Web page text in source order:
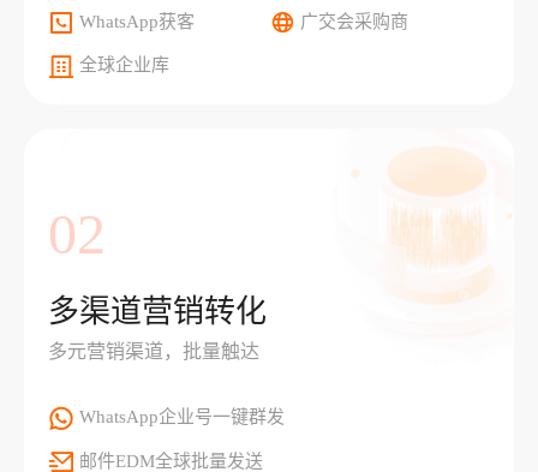
WhatsApp获客 广交会采购商
全球企业库
02
多渠道营销转化
多元营销渠道，批量触达
WhatsApp企业号一键群发
邮件EDM全球批量发送